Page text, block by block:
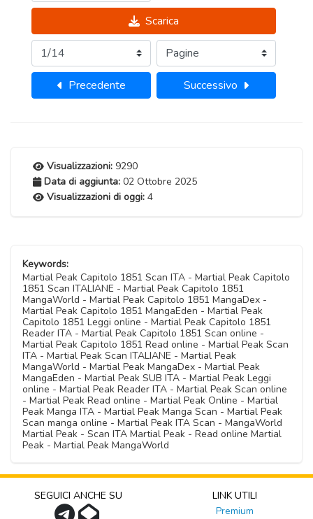
Scarica
Precedente Successivo
Visualizzazioni: 9290
Data di aggiunta: 02 Ottobre 2025
Visualizzazioni di oggi: 4
Keywords:
Martial Peak Capitolo 1851 Scan ITA - Martial Peak Capitolo
1851 Scan ITALIANE - Martial Peak Capitolo 1851
MangaWorld - Martial Peak Capitolo 1851 MangaDex -
Martial Peak Capitolo 1851 MangaEden - Martial Peak
Capitolo 1851 Leggi online - Martial Peak Capitolo 1851
Reader ITA - Martial Peak Capitolo 1851 Scan online -
Martial Peak Capitolo 1851 Read online - Martial Peak Scan
ITA - Martial Peak Scan ITALIANE - Martial Peak
MangaWorld - Martial Peak MangaDex - Martial Peak
MangaEden - Martial Peak SUB ITA - Martial Peak Leggi
online - Martial Peak Reader ITA - Martial Peak Scan online
- Martial Peak Read online - Martial Peak Online - Martial
Peak Manga ITA - Martial Peak Manga Scan - Martial Peak
Scan manga online - Martial Peak ITA Scan - MangaWorld
Martial Peak - Scan ITA Martial Peak - Read online Martial
Peak - Martial Peak MangaWorld
SEGUICI ANCHE SU
LINK UTILI
Premium